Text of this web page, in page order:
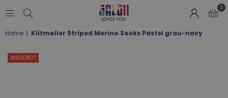
LOVES
0
Home | Klitmøller Striped Merino Socks Pastel grau-navy
ANGEBOT